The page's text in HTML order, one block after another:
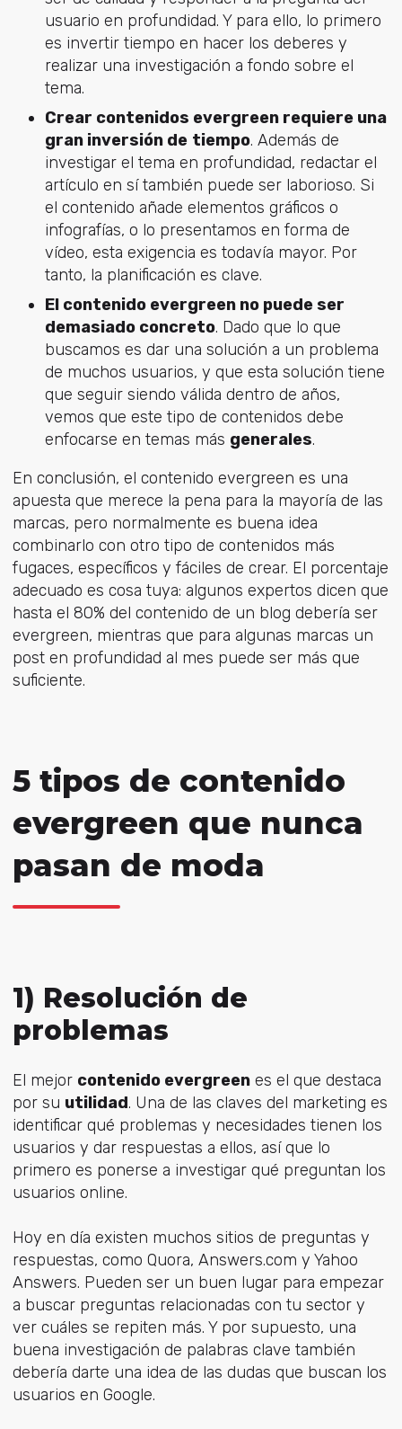
usuario en profundidad. Y para ello, lo primero
es invertir tiempo en hacer los deberes y
realizar una investigación a fondo sobre el
tema.
Crear contenidos evergreen requiere una
gran inversión de tiempo. Además de
investigar el tema en profundidad, redactar el
artículo en sí también puede ser laborioso. Si
el contenido añade elementos gráficos o
infografías, o lo presentamos en forma de
vídeo, esta exigencia es todavía mayor. Por
tanto, la planificación es clave.
El contenido evergreen no puede ser
demasiado concreto. Dado que lo que
buscamos es dar una solución a un problema
de muchos usuarios, y que esta solución tiene
que seguir siendo válida dentro de años,
vemos que este tipo de contenidos debe
enfocarse en temas más generales.
En conclusión, el contenido evergreen es una
apuesta que merece la pena para la mayoría de las
marcas, pero normalmente es buena idea
combinarlo con otro tipo de contenidos más
fugaces, específicos y fáciles de crear. El porcentaje
adecuado es cosa tuya: algunos expertos dicen que
hasta el 80% del contenido de un blog debería ser
evergreen, mientras que para algunas marcas un
post en profundidad al mes puede ser más que
suficiente.
5 tipos de contenido
evergreen que nunca
pasan de moda
1) Resolución de
problemas
El mejor contenido evergreenes el que destaca
por su utilidad. Una de las claves del marketing es
identificar qué problemas y necesidades tienen los
usuarios y dar respuestas a ellos, así que lo
primero es ponerse a investigar qué preguntan los
usuarios online.
Hoy en día existen muchos sitios de preguntas y
respuestas, como Quora, Answers.com y Yahoo
Answers. Pueden ser un buen lugar para empezar
a buscar preguntas relacionadas con tu sector y
ver cuáles se repiten más. Y por supuesto, una
buena investigación de palabras clave también
debería darte una idea de las dudas que buscan los
usuarios en Google.